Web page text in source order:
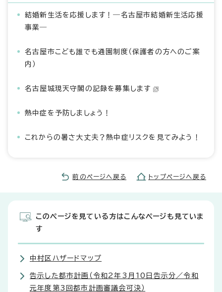
結婚新生活を応援します！―名古屋市結婚新生活応援
事業―
名古屋市こども誰でも通園制度（保護者の方へのご案
内）
名古屋城現天守閣の記録を募集します
熱中症を予防しましょう！
これからの暑さ大丈夫？熱中症リスクを見てみよう！
前のページへ戻る トップページへ戻る
このページを見ている方はこんなページも見ていま
す
中村区ハザードマップ
告示した都市計画（令和2年3月10日告示分／令和
元年度第3回都市計画審議会可決）